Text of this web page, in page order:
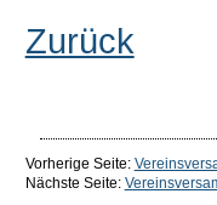
Zurück
Vorherige Seite:
Nächste Seite: